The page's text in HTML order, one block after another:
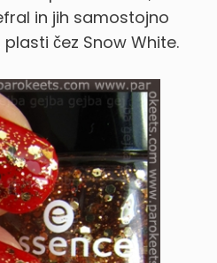
in jih samostojno
čez Snow White.